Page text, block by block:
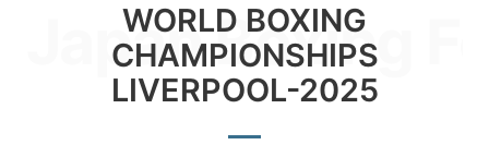
Japan Boxing
WORLD BOXING
CHAMPIONSHIPS
LIVERPOOL-2025